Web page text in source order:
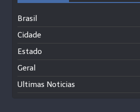
Brasil
Cidade
Estado
Geral
Ultimas Noticias